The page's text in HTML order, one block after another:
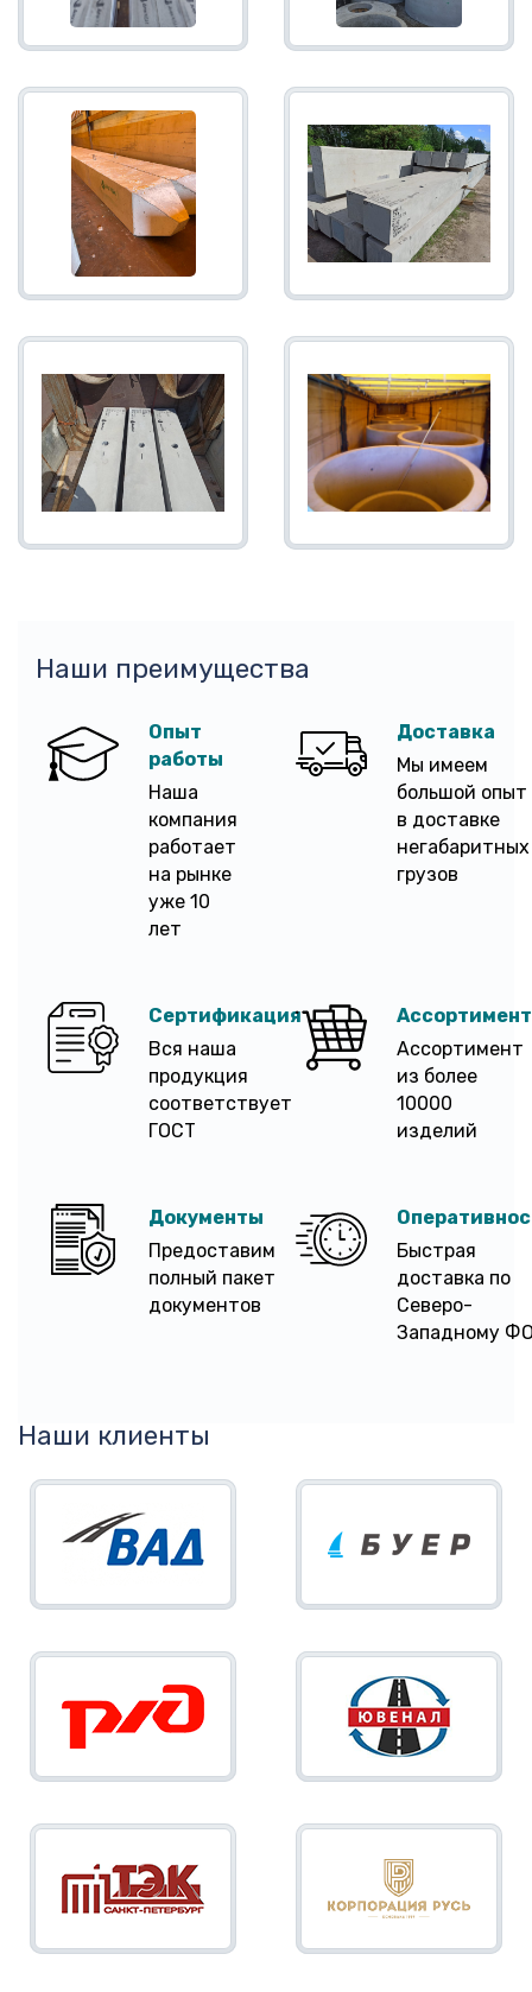
Наши преимущества
Опыт
работы
Наша
компания
работает
на рынке
уже 10
лет
Доставка
Мы имеем
большой опыт
в доставке
негабаритных
грузов
Сертификация
Вся наша
продукция
соответствует
ГОСТ
Ассортимент
Ассортимент
из более
10000
изделий
Документы
Предоставим
полный пакет
документов
Быстрая
доставка по
Северо-
Западному
Наши клиенты